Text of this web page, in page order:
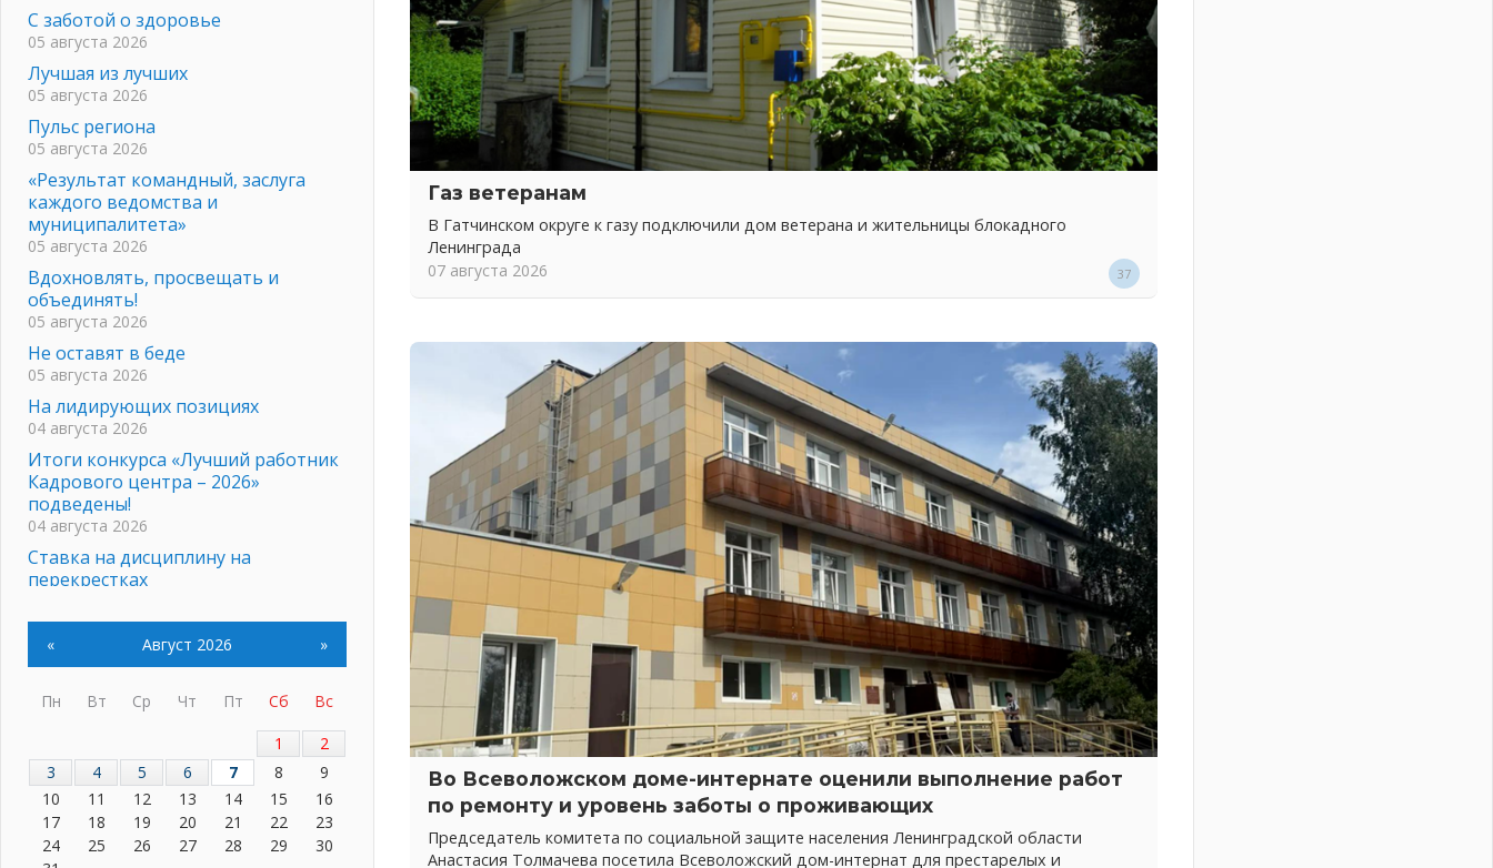
Газ ветеранам
В Гатчинском округе к газу подключили дом ветерана и жительницы блокадного
Ленинграда
07 августа 2026
37
Во Всеволожском доме-интернате оценили выполнение работ
по ремонту и уровень заботы о проживающих
Председатель комитета по социальной защите населения Ленинградской области
Анастасия Толмачева посетила Всеволожский дом-интернат для престарелых и
С заботой о здоровье
05 августа 2026
Лучшая из лучших
05 августа 2026
Пульс региона
05 августа 2026
«Результат командный, заслуга
каждого ведомства и
муниципалитета»
05 августа 2026
Вдохновлять, просвещать и
объединять!
05 августа 2026
Не оставят в беде
05 августа 2026
На лидирующих позициях
04 августа 2026
Итоги конкурса «Лучший работник
Кадрового центра – 2026»
подведены!
04 августа 2026
Ставка на дисциплину на
перекрестках
мобильного трафика
Полумрак бьёт по карману
Вниманию автомобилистов!
04 августа 2026
Память, сталь и музыка
04 августа 2026
« Август 2026 »
Пн Вт Ср Чт Пт Сб
Вс
1
2
3
4 5 6 7 8
9
10
11 12 13 14 15
16
17
18 19 20 21 22
23
24
25 26 27 28 29
30